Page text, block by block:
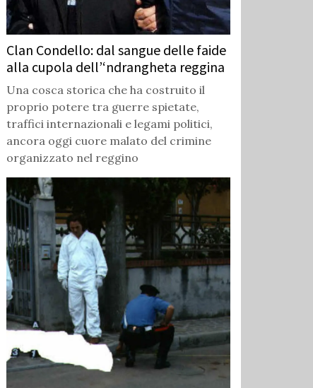
Clan Condello: dal sangue delle faide
alla cupola dell’‘ndrangheta reggina
Una cosca storica che ha costruito il
proprio potere tra guerre spietate,
traffici internazionali e legami politici,
ancora oggi cuore malato del crimine
organizzato nel reggino